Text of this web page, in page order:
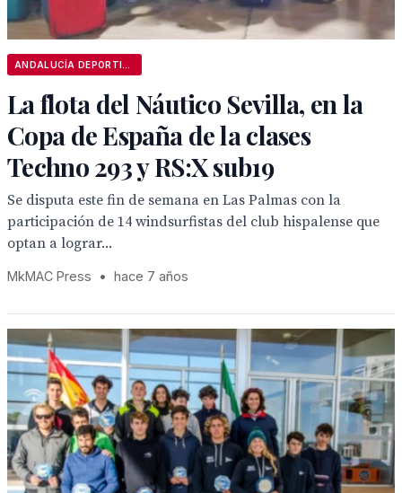
La flota del Náutico Sevilla, en la
Copa de España de la clases
Techno 293 y RS:X sub19
Se disputa este fin de semana en Las Palmas con la
participación de 14 windsurfistas del club hispalense que
optan a lograr...
MkMAC Press • hace 7 años